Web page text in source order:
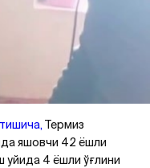
Термиз
яшовчи 42 ёшли
уйида 4 ёшли ўғлини